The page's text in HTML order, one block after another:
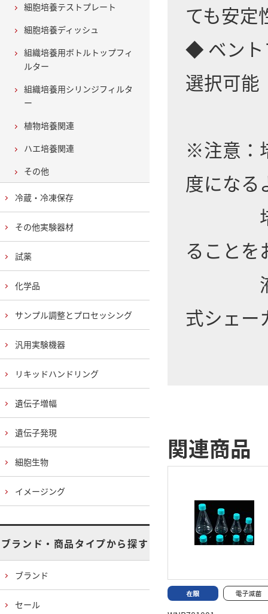
ても安定
◆ ベント
選択可能
※注意：
度になる
培養
ることを
液体
式シェー
関連商品
細胞培養テストプレート
細胞培養ディッシュ
組織培養用ボトルトップフィ
ルター
組織培養用シリンジフィルタ
ー
植物培養関連
ハエ培養関連
その他
冷蔵・冷凍保存
その他実験器材
試薬
化学品
サンプル調整とプロセッシング
汎用実験機器
リキッドハンドリング
遺伝子増幅
遺伝子発現
細胞生物
イメージング
ブランド・商品タイプから探す
ブランド
セール